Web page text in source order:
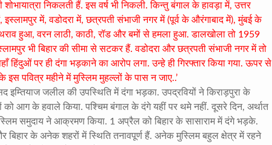
शोभायात्रा निकलती हैं. इस वर्ष भी निकली. किन्तु बंगाल के हावड़ा में, उत्तर
में, वडोदरा में, छत्रपती संभाजी नगर में (पूर्व के औरंगाबाद में), मुंबई के
हुआ, वरन लाठी, काठी, रॉड और बमों से हमला हुआ. डालखोला तो 1959
भी बिहार की सीमा से सटकर हैं. वडोदरा और छत्रपती संभाजी नगर में तो
हिंदुओं पर ही दंगा भड़काने का आरोप लगा. उन्हे ही गिरफ्तार किया गया. ऊपर से
इस पवित्र महीने में मुस्लिम मुहल्लों के पास न जाए..’
इम्तियाज जलील की उपस्थिति में दंगा भड़का. उपद्रवियों ने किराड़पुरा के
को आग के हवाले किया. पश्चिम बंगाल के दंगे यहीं पर थमे नहीं. दूसरे दिन, अर्थात
समुदाय ने आक्रमण किया. 1 अप्रैल को बिहार के सासाराम में दंगे भड़के.
के अनेक शहरों में स्थिति तनावपूर्ण हैं. अनेक मुस्लिम बहुल क्षेत्र में रहने